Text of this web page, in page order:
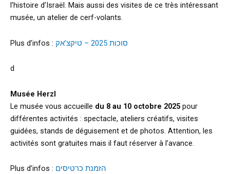
l’histoire d’Israël. Mais aussi des visites de ce très intéressant
musée, un atelier de cerf-volants.
Plus d’infos : סוכות 2025 – טיקצ’אק
d
Musée Herzl
Le musée vous accueille du 8 au 10 octobre 2025 pour
différentes activités : spectacle, ateliers créatifs, visites
guidées, stands de déguisement et de photos. Attention, les
activités sont gratuites mais il faut réserver à l’avance.
Plus d’infos : הזמנת כרטיסים